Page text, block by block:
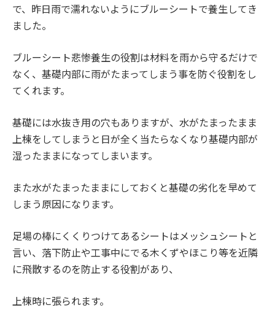
で、昨日雨で濡れないようにブルーシートで養生してき
ました。
ブルーシート悲惨養生の役割は材料を雨から守るだけで
なく、基礎内部に雨がたまってしまう事を防ぐ役割をし
てくれます。
基礎には水抜き用の穴もありますが、水がたまったまま
上棟をしてしまうと日が全く当たらなくなり基礎内部が
湿ったままになってしまいます。
また水がたまったままにしておくと基礎の劣化を早めて
しまう原因になります。
足場の棒にくくりつけてあるシートはメッシュシートと
言い、落下防止や工事中にでる木くずやほこり等を近隣
に飛散するのを防止する役割があり、
上棟時に張られます。